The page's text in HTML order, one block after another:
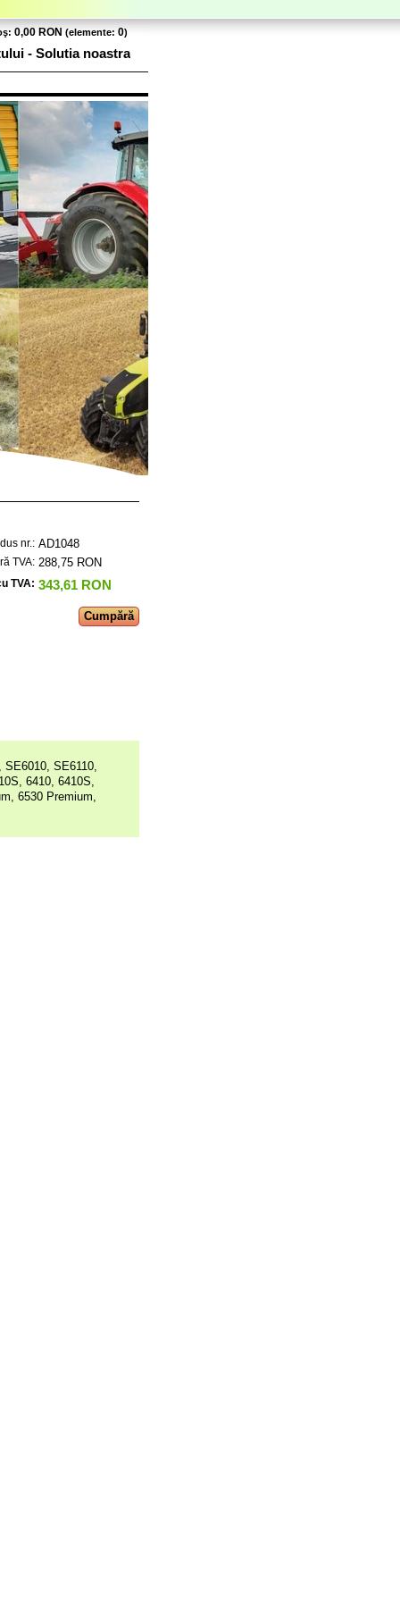
0,00 RON (elemente: 0)
- Solutia noastra
nr.: AD1048
TVA: 288,75 RON
TVA: 343,61 RON
SE6010, SE6110,
6410, 6410S,
6530 Premium,